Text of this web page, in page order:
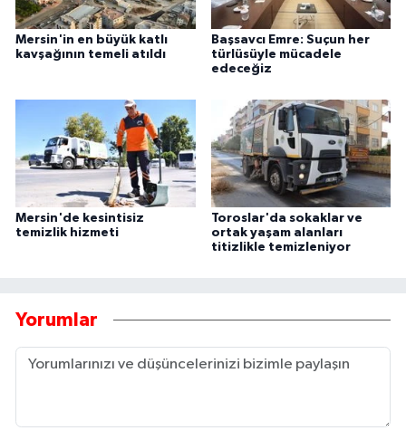
Mersin'in en büyük katlı
kavşağının temeli atıldı
Başsavcı Emre: Suçun her
türlüsüyle mücadele
edeceğiz
Mersin'de kesintisiz
temizlik hizmeti
Toroslar'da sokaklar ve
ortak yaşam alanları
titizlikle temizleniyor
Yorumlar